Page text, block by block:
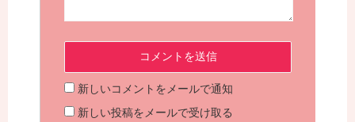
新しいコメントをメールで通知
新しい投稿をメールで受け取る